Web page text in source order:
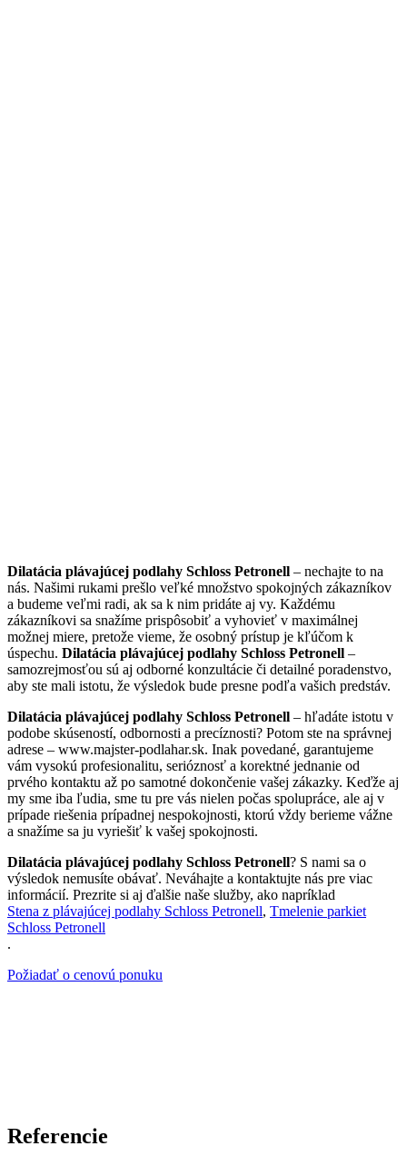
Dilatácia plávajúcej podlahy Schloss Petronell – nechajte to na
nás. Našimi rukami prešlo veľké množstvo spokojných zákazníkov
a budeme veľmi radi, ak sa k nim pridáte aj vy. Každému
zákazníkovi sa snažíme prispôsobiť a vyhovieť v maximálnej
možnej miere, pretože vieme, že osobný prístup je kľúčom k
úspechu. Dilatácia plávajúcej podlahy Schloss Petronell –
samozrejmosťou sú aj odborné konzultácie či detailné poradenstvo,
aby ste mali istotu, že výsledok bude presne podľa vašich predstáv.
Dilatácia plávajúcej podlahy Schloss Petronell – hľadáte istotu v
podobe skúseností, odbornosti a precíznosti? Potom ste na správnej
adrese – www.majster-podlahar.sk. Inak povedané, garantujeme
vám vysokú profesionalitu, serióznosť a korektné jednanie od
prvého kontaktu až po samotné dokončenie vašej zákazky. Keďže aj
my sme iba ľudia, sme tu pre vás nielen počas spolupráce, ale aj v
prípade riešenia prípadnej nespokojnosti, ktorú vždy berieme vážne
a snažíme sa ju vyriešiť k vašej spokojnosti.
Dilatácia plávajúcej podlahy Schloss Petronell? S nami sa o
výsledok nemusíte obávať. Neváhajte a kontaktujte nás pre viac
informácií. Prezrite si aj ďalšie naše služby, ako napríklad
Stena z plávajúcej podlahy Schloss Petronell, Tmelenie parkiet
Schloss Petronell
.
Požiadať o cenovú ponuku
Referencie